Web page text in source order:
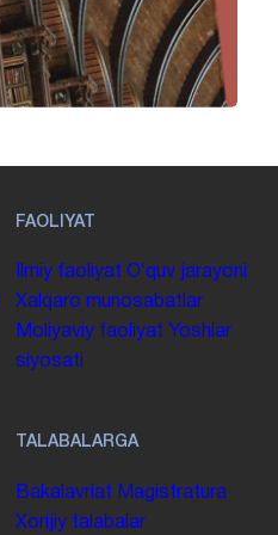
FAOLIYAT
Ilmiy faoliyat Oʻquv jarayoni
Xalqaro munosabatlar
Moliyaviy faoliyat Yoshlar
siyosati
TALABALARGA
Bakalavriat Magistratura
Xorijiy talabalar